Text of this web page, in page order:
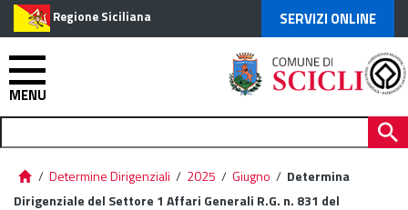
Regione Siciliana SERVIZI ONLINE
MENU
/ Determine Dirigenziali / 2025 / Giugno / Determina
Dirigenziale del Settore 1 Affari Generali R.G. n. 831 del